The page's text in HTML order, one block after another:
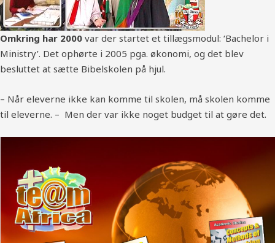
Omkring har 2000 var der startet et tillægsmodul: ‘Bachelor i
Ministry’. Det ophørte i 2005 pga. økonomi, og det blev
besluttet at sætte Bibelskolen på hjul.
– Når eleverne ikke kan komme til skolen, må skolen komme
til eleverne. – Men der var ikke noget budget til at gøre det.